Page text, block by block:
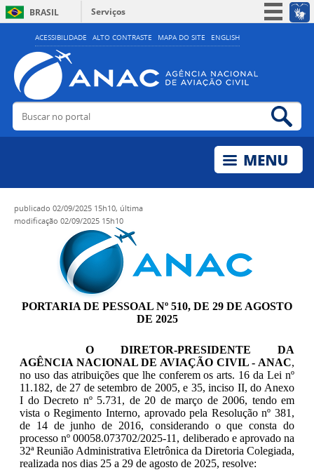
ACESSIBILIDADE ALTO CONTRASTE MAPA DO SITE ENGLISH
BRASIL
Serviços
Simplifique!
Acesso à informação
Legislação
Buscar no portal
publicado 02/09/2025 15h10, última
modificação 02/09/2025 15h10
PORTARIA DE PESSOAL Nº 510, DE 29 DE AGOSTO
DE 2025
O DIRETOR-PRESIDENTE DA
AGÊNCIA NACIONAL DE AVIAÇÃO CIVIL - ANAC,
no uso das atribuições que lhe conferem os arts. 16 da Lei nº
11.182, de 27 de setembro de 2005, e 35, inciso II, do Anexo
I do Decreto nº 5.731, de 20 de março de 2006, tendo em
vista o Regimento Interno, aprovado pela Resolução nº 381,
de 14 de junho de 2016, considerando o que consta do
processo nº 00058.073702/2025-11, deliberado e aprovado na
32ª Reunião Administrativa Eletrônica da Diretoria Colegiada,
realizada nos dias 25 a 29 de agosto de 2025, resolve: